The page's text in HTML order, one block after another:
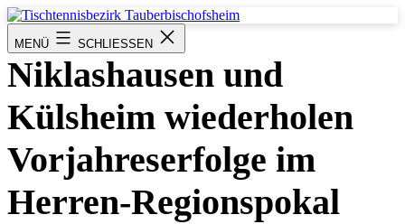
Zum
Inhalt
springen
Tischtennisbezirk
Tauberbischofsheim
MENÜ SCHLIESSEN
Niklashausen und
Külsheim wiederholen
Vorjahreserfolge im
Herren-Regionspokal